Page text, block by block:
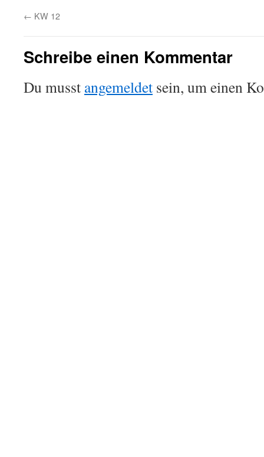
← KW 12
Schreibe einen Kommentar
Du musst angemeldet sein, um einen